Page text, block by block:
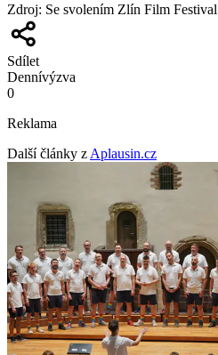
Zdroj: Se svolením Zlín Film Festival
Sdílet
Dennívýzva
0
Reklama
Další články z Aplausin.cz